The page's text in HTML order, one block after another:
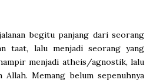
begitu panjang dari seorang
taat, lalu menjadi seorang yang
menjadi atheis/agnostik, lalu
Memang belum sepenuhnya